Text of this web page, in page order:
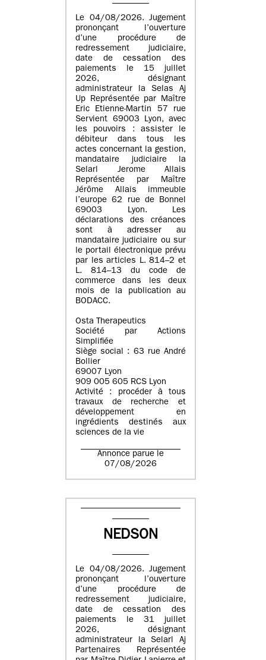
Le 04/08/2026. Jugement
prononçant l’ouverture
d’une procédure de
redressement judiciaire,
date de cessation des
paiements le 15 juillet
2026, désignant
administrateur la Selas Aj
Up Représentée par Maître
Eric Etienne-Martin 57 rue
Servient 69003 Lyon, avec
les pouvoirs : assister le
débiteur dans tous les
actes concernant la gestion,
mandataire judiciaire la
Selarl Jerome Allais
Représentée par Maître
Jérôme Allais immeuble
l’europe 62 rue de Bonnel
69003 Lyon. Les
déclarations des créances
sont à adresser au
mandataire judiciaire ou sur
le portail électronique prévu
par les articles L. 814–2 et
L. 814–13 du code de
commerce dans les deux
mois de la publication au
BODACC.
Osta Therapeutics
Société par Actions
Simplifiée
Siège social : 63 rue André
Bollier
69007 Lyon
909 005 605 RCS Lyon
Activité : procéder à tous
travaux de recherche et
développement en
ingrédients destinés aux
sciences de la vie
Annonce parue le
07/08/2026
NEDSON
Le 04/08/2026. Jugement
prononçant l’ouverture
d’une procédure de
redressement judiciaire,
date de cessation des
paiements le 31 juillet
2026, désignant
administrateur la Selarl Aj
Partenaires Représentée